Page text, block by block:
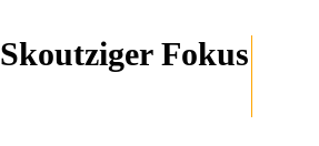
Skoutziger Fokus